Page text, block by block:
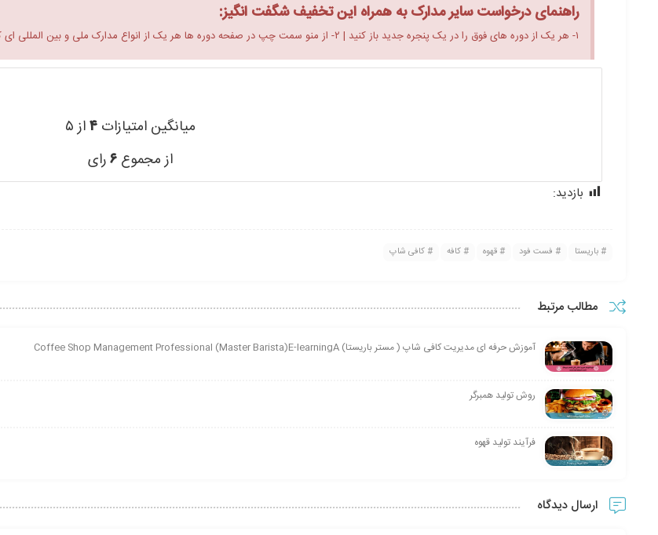
راهنمای درخواست سایر مدارک به همراه این تخفیف شگفت انگیز:
۱- هر یک از دوره های فوق را در یک پنجره جدید باز کنید | ۲- از منو سمت چپ در صفحه دوره ها هر یک از انواع مدارک ملی و بین المللی ای که نیاز دارید را انتخاب نمایید | ۳: دوره ها را ثبت نام کنید.
میانگین امتیازات ۴از ۵
از مجموع ۶رای
بازدید:
باریستا فست فود قهوه کافه کافی شاپ
مطالب مرتبط
آموزش حرفه ای مدیریت کافی شاپ ( مستر باریستا) Coffee Shop Management Professional (Master Barista)E-learningA
روش تولید همبرگر
فرآیند تولید قهوه
ارسال دیدگاه